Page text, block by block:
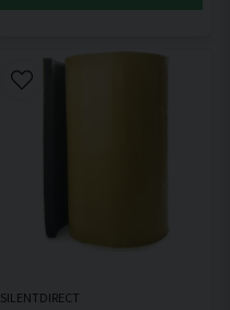
SILENTDIRECT